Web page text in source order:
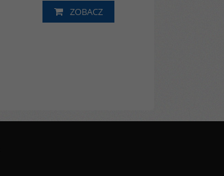
ZOBACZ